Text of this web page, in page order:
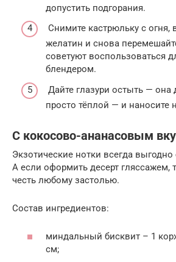
допустить подгорания.
Снимите кастрюльку с огня,
желатин и снова
советуют воспользоваться
блендером.
Дайте глазури остыть — она
просто тёплой — и наносите
С кокосово-ананасовым
Экзотические нотки всегда выгодно
А если оформить десерт гляссажем,
честь любому застолью.
Состав ингредиентов:
миндальный бисквит – 1
см;